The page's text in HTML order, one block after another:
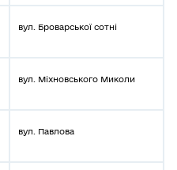
вул. Броварської сотні
вул. Міхновського Миколи
вул. Павлова